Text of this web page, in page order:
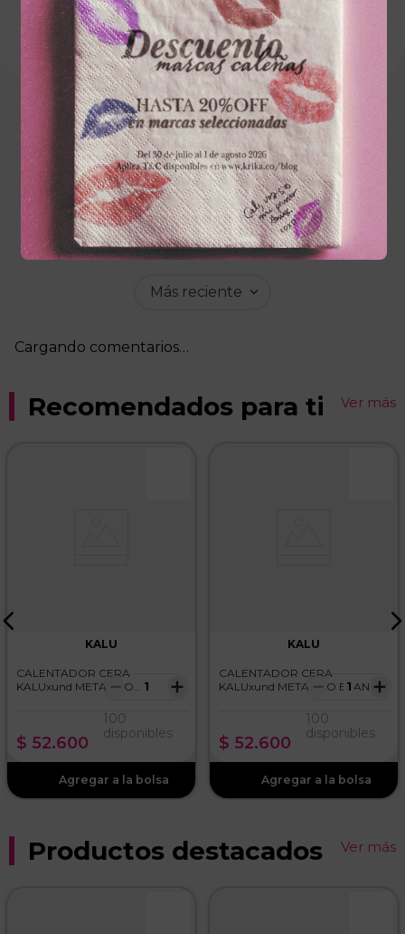
Cargando el resumen…
Por favor, inicia sesión para escribir un
comentario.
Más reciente
Cargando comentarios…
Recomendados para ti Ver más
KALU
CALENTADOR CERA
KALUxund METALICO
$ 52.600
＋
－
100
disponibles
KALU
CALENTADOR CERA
KALUxund METALICO BLANCO
$ 52.600
＋
－
100
disponibles
Productos destacados Ver más